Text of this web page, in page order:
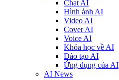
Chat AI
Hình ảnh AI
Video AI
Cover AI
Voice AI
Khóa học về AI
Đào tạo AI
Ứng dụng của AI
AI News